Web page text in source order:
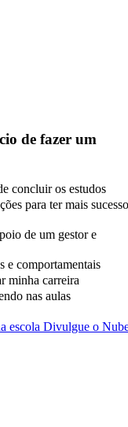
de fazer um
concluir os estudos
para ter mais sucesso
de um gestor e
e comportamentais
minha carreira
nas aulas
escola Divulgue o